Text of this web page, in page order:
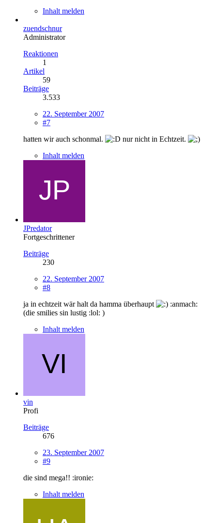
Inhalt melden
zuendschnur
Administrator
Reaktionen
1
Artikel
59
Beiträge
3.533
22. September 2007
#7
hatten wir auch schonmal.
nur nicht in Echtzeit.
Inhalt melden
JPredator
Fortgeschrittener
Beiträge
230
22. September 2007
#8
ja in echtzeit wär halt da hamma überhaupt
:anmach:
(die smilies sin lustig :lol: )
Inhalt melden
vin
Profi
Beiträge
676
23. September 2007
#9
die sind mega!! :ironie:
Inhalt melden